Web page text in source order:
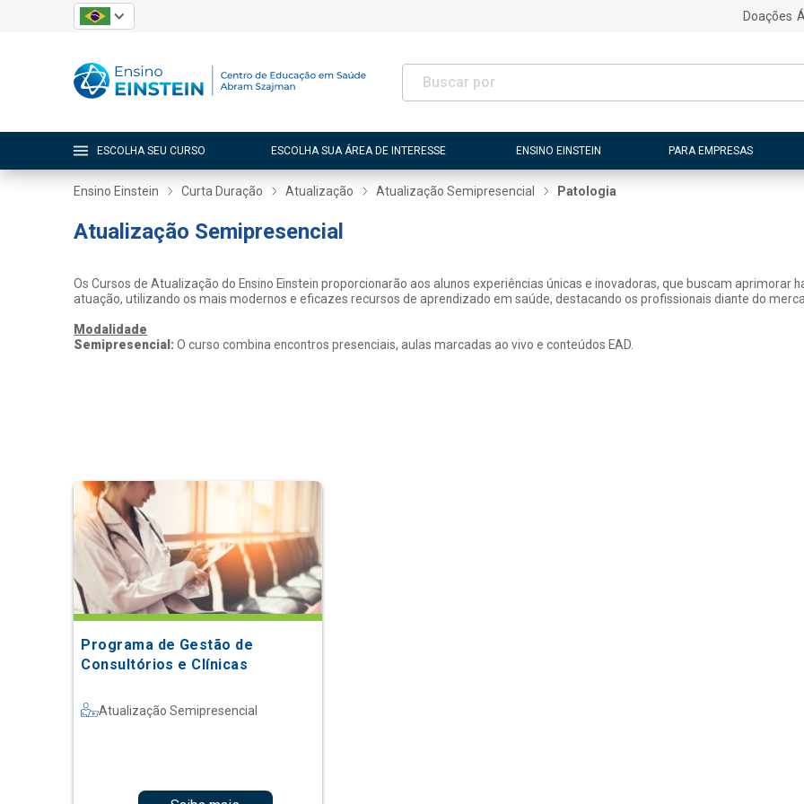
Doações
ESCOLHA SEU CURSO ESCOLHA SUA ÁREA DE INTERESSE ENSINO EINSTEIN PARA EMPRESAS
Ensino Einstein Curta Duração Atualização Atualização Semipresencial Patologia
Atualização Semipresencial
Os Cursos de Atualização do Ensino Einstein proporcionarão aos alunos experiências únicas e inovadoras, que buscam
atuação, utilizando os mais modernos e eficazes recursos de aprendizado em saúde, destacando os profissionais diante do
Modalidade
Semipresencial:O curso combina encontros presenciais, aulas marcadas ao vivo e conteúdos EAD.
Programa de Gestão de
Consultórios e Clínicas
Atualização Semipresencial